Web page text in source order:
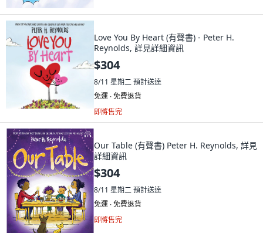
Love You By Heart (有聲書) - Peter H.
Reynolds, 詳見詳細資訊
$304
8/11 星期二預計送達
免運 ∙ 免費退貨
即將售完
Our Table (有聲書) Peter H. Reynolds, 詳見
詳細資訊
$304
8/11 星期二預計送達
免運 ∙ 免費退貨
即將售完